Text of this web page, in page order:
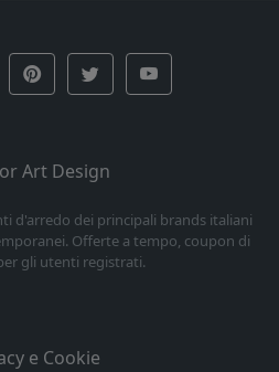
Art Design
d'arredo dei principali brands italiani
Offerte a tempo, coupon di
gli utenti registrati.
e Cookie